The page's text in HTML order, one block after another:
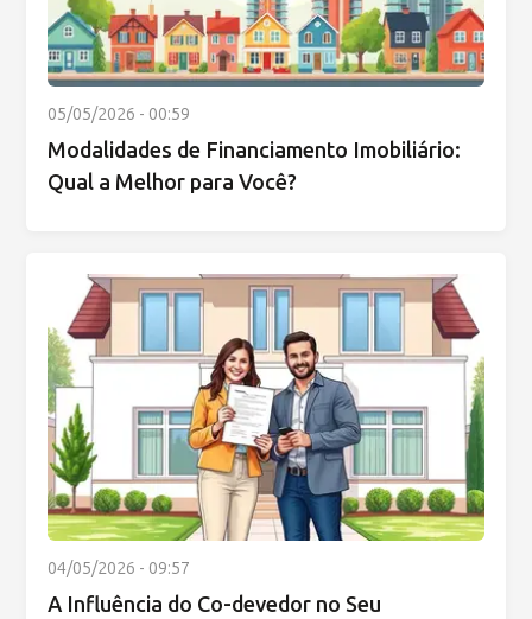
05/05/2026 - 00:59
Modalidades de Financiamento Imobiliário:
Qual a Melhor para Você?
04/05/2026 - 09:57
A Influência do Co-devedor no Seu